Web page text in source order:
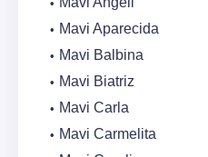
Mavi Aparecida
Mavi Balbina
Mavi Biatriz
Mavi Carla
Mavi Carmelita